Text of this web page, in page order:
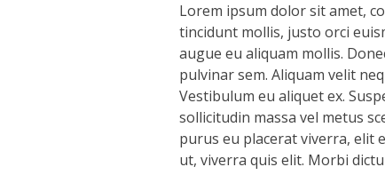
Lorem ipsum dolor sit amet,
tincidunt mollis, justo orci
augue eu aliquam mollis.
pulvinar sem. Aliquam velit
Vestibulum eu aliquet ex.
sollicitudin massa vel metus
purus eu placerat viverra, elit
ut, viverra quis elit. Morbi